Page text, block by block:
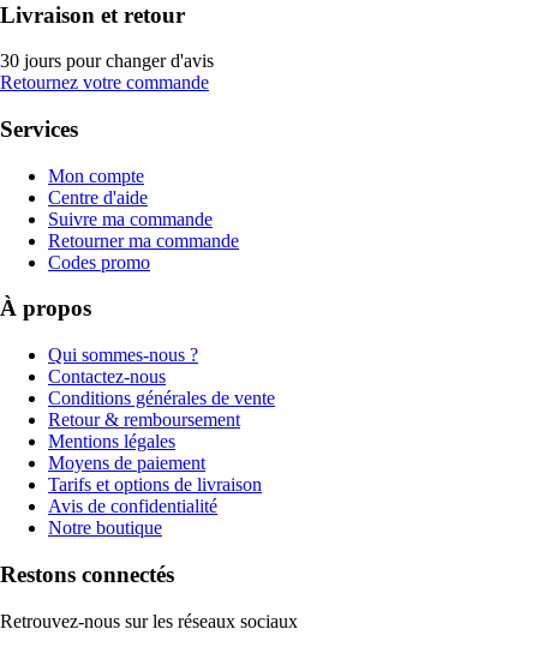
Livraison et retour
30 jours pour changer d'avis
Retournez votre commande
Services
Mon compte
Centre d'aide
Suivre ma commande
Retourner ma commande
Codes promo
À propos
Qui sommes-nous ?
Contactez-nous
Conditions générales de vente
Retour & remboursement
Mentions légales
Moyens de paiement
Tarifs et options de livraison
Avis de confidentialité
Notre boutique
Restons connectés
Retrouvez-nous sur les réseaux sociaux